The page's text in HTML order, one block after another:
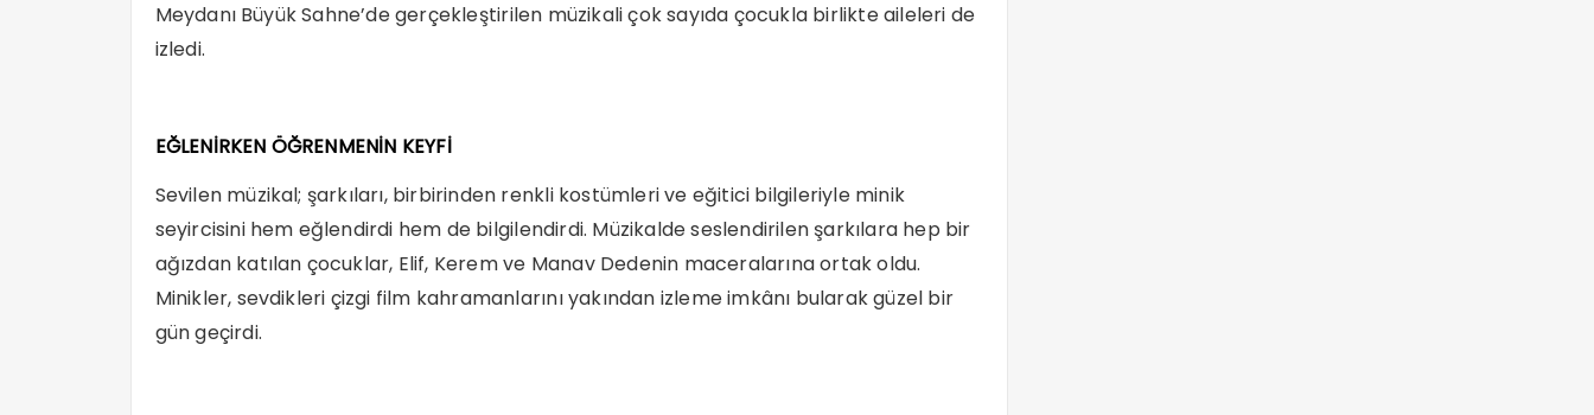
Meydanı Büyük Sahne’de gerçekleştirilen müzikali çok sayıda çocukla birlikte aileleri de
izledi.
EĞLENİRKEN ÖĞRENMENİN KEYFİ
Sevilen müzikal; şarkıları, birbirinden renkli kostümleri ve eğitici bilgileriyle minik
seyircisini hem eğlendirdi hem de bilgilendirdi. Müzikalde seslendirilen şarkılara hep bir
ağızdan katılan çocuklar, Elif, Kerem ve Manav Dedenin maceralarına ortak oldu.
Minikler, sevdikleri çizgi film kahramanlarını yakından izleme imkânı bularak güzel bir
gün geçirdi.